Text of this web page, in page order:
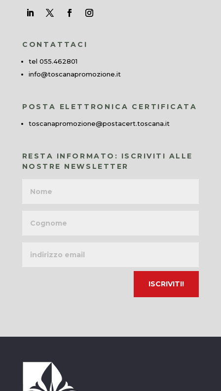
CONTATTACI
tel 055.462801
info@toscanapromozione.it
POSTA ELETTRONICA CERTIFICATA
toscanapromozione@postacert.toscana.it
RESTA INFORMATO: ISCRIVITI ALLE
NOSTRE NEWSLETTER
email